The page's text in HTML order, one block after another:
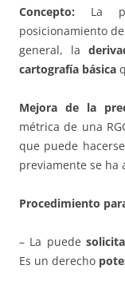
Concepto: La
posicionamiento
general, la
cartografía básica
Mejora de la
métrica de una
que puede
previamente se ha
Procedimiento
– La puede
Es un derecho